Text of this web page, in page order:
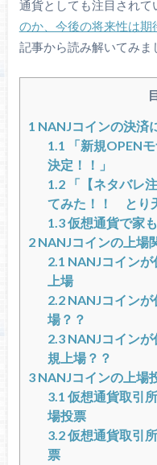
通貨としても注目されて
のか、今後の将来性は期
記事から読み解いてみま
1 NANJコインの決済
1.1 「新規OPEN
決定！！」
1.2「【ネタバレ
てみた！！ とり
1.3仮想通貨で家
2NANJコインの上場
2.1 NANJコイン
上場
2.2NANJコインが
場？？
2.3NANJコインが
規上場？？
3NANJコインの上場
3.1 仮想通貨取引
場投票
3.2仮想通貨取引
票